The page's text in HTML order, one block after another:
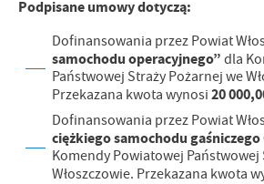
Podpisane umowy dotyczą:
Dofinansowania przez Powiat
samochodu operacyjnego” dla
Państwowej Straży Pożarnej we
Przekazana kwota wynosi 20
Dofinansowania przez Powiat
ciężkiego samochodu gaśniczego
Komendy Powiatowej Państwowej
Włoszczowie. Przekazana kwota